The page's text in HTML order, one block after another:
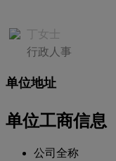
丁女士
行政人事
单位地址
单位工商信息
公司全称